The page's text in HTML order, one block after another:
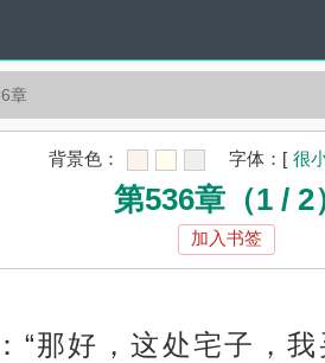
章
背景色： 字体： [ 很
第536章（1 / 2
加入书签
“那好，这处宅子，我